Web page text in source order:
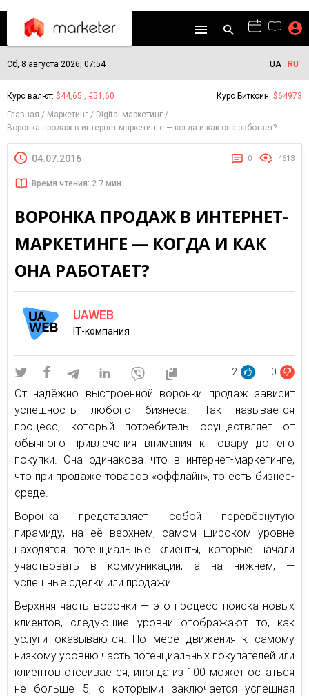
Сб, 8 августа 2026, 07:54 UA RU
Курс валют: $44,65 , €51,60 Курс Биткоин: $64973
Главная
Маркетинг
Digital-маркетинг
Воронка продаж в интернет-маркетинге — когда и как она работает?
04.07.2016 0 4613
Время чтения: 2.7 мин.
ВОРОНКА ПРОДАЖ В ИНТЕРНЕТ-
МАРКЕТИНГЕ — КОГДА И КАК
ОНА РАБОТАЕТ?
UAWEB
ІТ-компания
2 0
От надёжно выстроенной воронки продаж зависит
успешность любого бизнеса. Так называется
процесс, который потребитель осуществляет от
обычного привлечения внимания к товару до его
покупки. Она одинакова что в интернет-маркетинге,
что при продаже товаров «оффлайн», то есть бизнес-
среде.
Воронка представляет собой перевёрнутую
пирамиду, на её верхнем, самом широком уровне
находятся потенциальные клиенты, которые начали
участвовать в коммуникации, а на нижнем, —
успешные сделки или продажи.
Верхняя часть воронки — это процесс поиска новых
клиентов, следующие уровни отображают то, как
услуги оказываются. По мере движения к самому
низкому уровню часть потенциальных покупателей или
клиентов отсеивается, иногда из 100 может остаться
не больше 5, с которыми заключается успешная